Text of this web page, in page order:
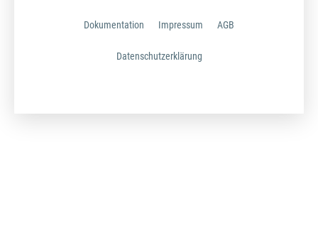
Dokumentation Impressum AGB
Datenschutzerklärung